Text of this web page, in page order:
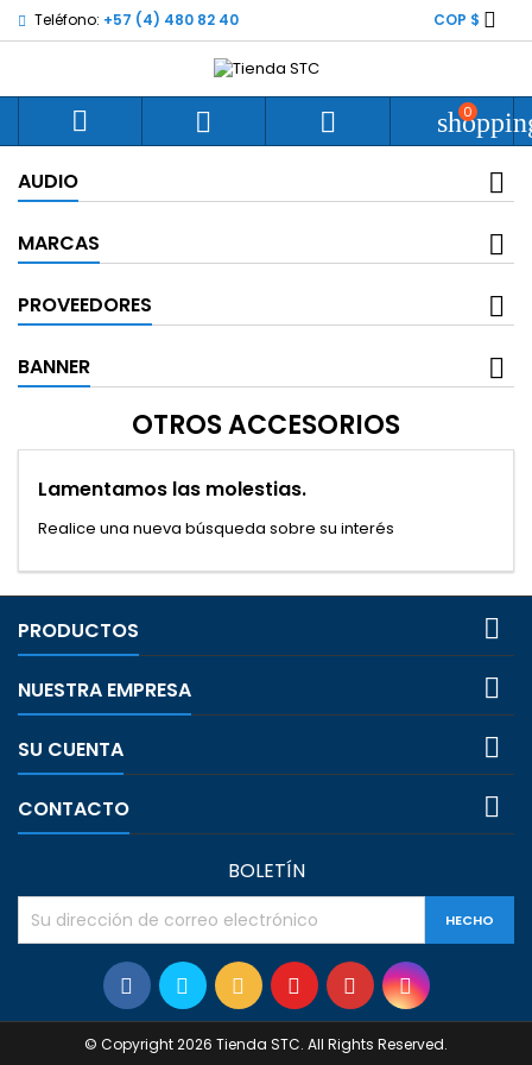
Teléfono: +57 (4) 480 82 40 COP $ 
   0
AUDIO
MARCAS
PROVEEDORES
BANNER
OTROS ACCESORIOS
Lamentamos las molestias.
Realice una nueva búsqueda sobre su interés
PRODUCTOS 
NUESTRA EMPRESA 
SU CUENTA 
CONTACTO 
BOLETÍN
© Copyright 2026 Tienda STC. All Rights Reserved.